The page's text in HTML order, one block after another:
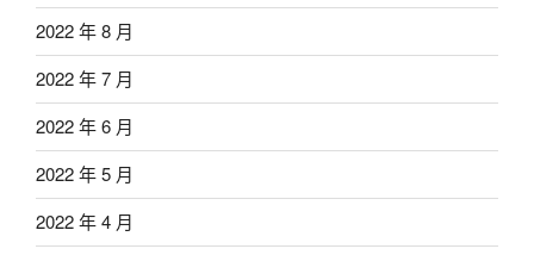
2022 年 8 月
2022 年 7 月
2022 年 6 月
2022 年 5 月
2022 年 4 月